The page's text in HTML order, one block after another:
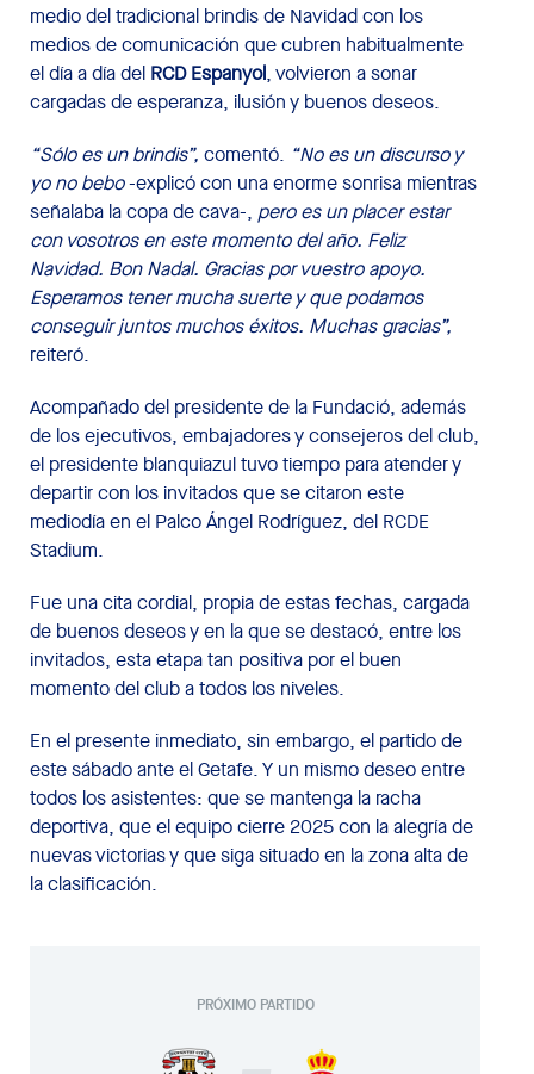
medio del tradicional brindis de Navidad con los
medios de comunicación que cubren habitualmente
el día a día del RCD Espanyol, volvieron a sonar
cargadas de esperanza, ilusión y buenos deseos.
“Sólo es un brindis”, comentó. “No es un discurso y
yo no bebo-explicó con una enorme sonrisa mientras
señalaba la copa de cava-, pero es un placer estar
con vosotros en este momento del año. Feliz
Navidad. Bon Nadal. Gracias por vuestro apoyo.
Esperamos tener mucha suerte y que podamos
conseguir juntos muchos éxitos. Muchas gracias”,
reiteró.
Acompañado del presidente de la Fundació, además
de los ejecutivos, embajadores y consejeros del club,
el presidente blanquiazul tuvo tiempo para atender y
departir con los invitados que se citaron este
mediodía en el Palco Ángel Rodríguez, del RCDE
Stadium.
Fue una cita cordial, propia de estas fechas, cargada
de buenos deseos y en la que se destacó, entre los
invitados, esta etapa tan positiva por el buen
momento del club a todos los niveles.
En el presente inmediato, sin embargo, el partido de
este sábado ante el Getafe. Y un mismo deseo entre
todos los asistentes: que se mantenga la racha
deportiva, que el equipo cierre 2025 con la alegría de
nuevas victorias y que siga situado en la zona alta de
la clasificación.
PRÓXIMO PARTIDO